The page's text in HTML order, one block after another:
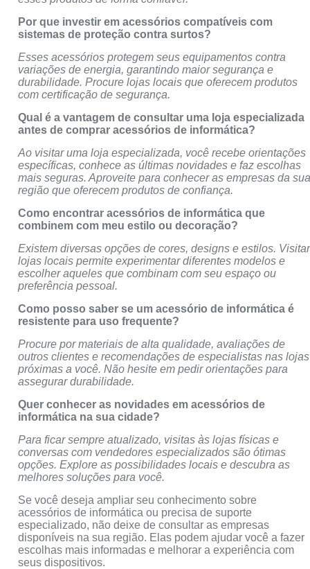
Por que investir em acessórios compatíveis com
sistemas de proteção contra surtos?
Esses acessórios protegem seus equipamentos contra
variações de energia, garantindo maior segurança e
durabilidade. Procure lojas locais que oferecem produtos
com certificação de segurança.
Qual é a vantagem de consultar uma loja especializada
antes de comprar acessórios de informática?
Ao visitar uma loja especializada, você recebe orientações
específicas, conhece as últimas novidades e faz escolhas
mais seguras. Aproveite para conhecer as empresas da
região que oferecem produtos de confiança.
Como encontrar acessórios de informática que
combinem com meu estilo ou decoração?
Existem diversas opções de cores, designs e estilos. Visitar
lojas locais permite experimentar diferentes modelos e
escolher aqueles que combinam com seu espaço ou
preferência pessoal.
Como posso saber se um acessório de informática é
resistente para uso frequente?
Procure por materiais de alta qualidade, avaliações de
outros clientes e recomendações de especialistas nas lojas
próximas a você. Não hesite em pedir orientações para
assegurar durabilidade.
Quer conhecer as novidades em acessórios de
informática na sua cidade?
Para ficar sempre atualizado, visitas às lojas físicas e
conversas com vendedores especializados são ótimas
opções. Explore as possibilidades locais e descubra as
melhores soluções para você.
Se você deseja ampliar seu conhecimento sobre
acessórios de informática ou precisa de suporte
especializado, não deixe de consultar as empresas
disponíveis na sua região. Elas podem ajudar você a fazer
escolhas mais informadas e melhorar a experiência com
seus dispositivos.